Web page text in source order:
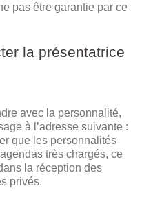
pas être garantie par ce
la présentatrice
avec la personnalité,
à l’adresse suivante :
que les personnalités
très chargés, ce
la réception des
privés.